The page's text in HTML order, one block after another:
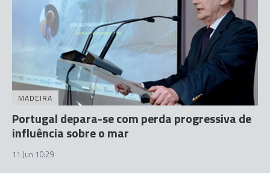
MADEIRA
Portugal depara-se com perda progressiva de
influência sobre o mar
11 Jun 10:29